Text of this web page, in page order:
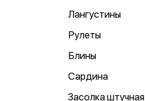
Лангустины
Рулеты
Блины
Сардина
Засолка штучная